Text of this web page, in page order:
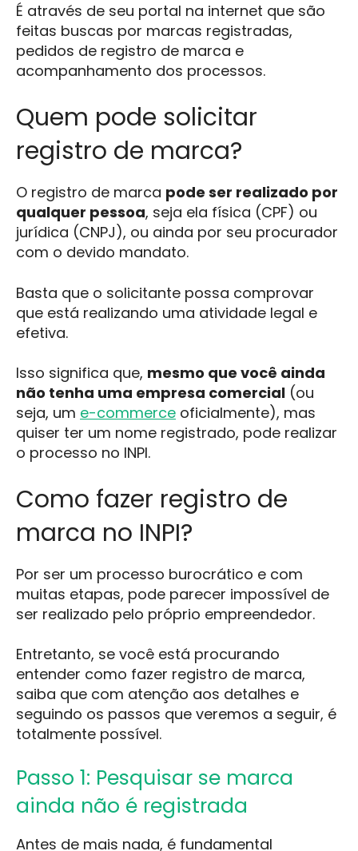
É através de seu portal na internet que são
feitas buscas por marcas registradas,
pedidos de registro de marca e
acompanhamento dos processos.
Quem pode solicitar
registro de marca?
O registro de marca pode ser realizado por
qualquer pessoa, seja ela física (CPF) ou
jurídica (CNPJ), ou ainda por seu procurador
com o devido mandato.
Basta que o solicitante possa comprovar
que está realizando uma atividade legal e
efetiva.
Isso significa que, mesmo que você ainda
não tenha uma empresa comercial (ou
seja, um e-commerce oficialmente), mas
quiser ter um nome registrado, pode realizar
o processo no INPI.
Como fazer registro de
marca no INPI?
Por ser um processo burocrático e com
muitas etapas, pode parecer impossível de
ser realizado pelo próprio empreendedor.
Entretanto, se você está procurando
entender como fazer registro de marca,
saiba que com atenção aos detalhes e
seguindo os passos que veremos a seguir, é
totalmente possível.
Passo 1: Pesquisar se marca
ainda não é registrada
Antes de mais nada, é fundamental